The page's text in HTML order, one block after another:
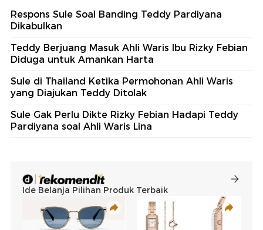
Respons Sule Soal Banding Teddy Pardiyana
Dikabulkan
Teddy Berjuang Masuk Ahli Waris Ibu Rizky Febian
Diduga untuk Amankan Harta
Sule di Thailand Ketika Permohonan Ahli Waris
yang Diajukan Teddy Ditolak
Sule Gak Perlu Dikte Rizky Febian Hadapi Teddy
Pardiyana soal Ahli Waris Lina